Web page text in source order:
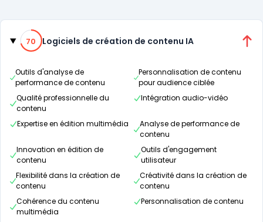
Catégories
70% de compatibilité
70 Logiciels de création de contenu IA
Outils d'analyse de
performance de contenu
Personnalisation de contenu
pour audience ciblée
Qualité professionnelle du
contenu
Intégration audio-vidéo
Expertise en édition multimédia
Analyse de performance de
contenu
Innovation en édition de
contenu
Outils d'engagement
utilisateur
Flexibilité dans la création de
contenu
Créativité dans la création de
contenu
Cohérence du contenu
multimédia
Personnalisation de contenu